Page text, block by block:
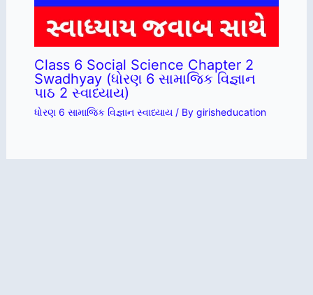
Class 6 Social Science Chapter 2
Swadhyay (ધોરણ 6 સામાજિક વિજ્ઞાન
પાઠ 2 સ્વાધ્યાય)
ધોરણ 6 સામાજિક વિજ્ઞાન સ્વાધ્યાય/ By girisheducation